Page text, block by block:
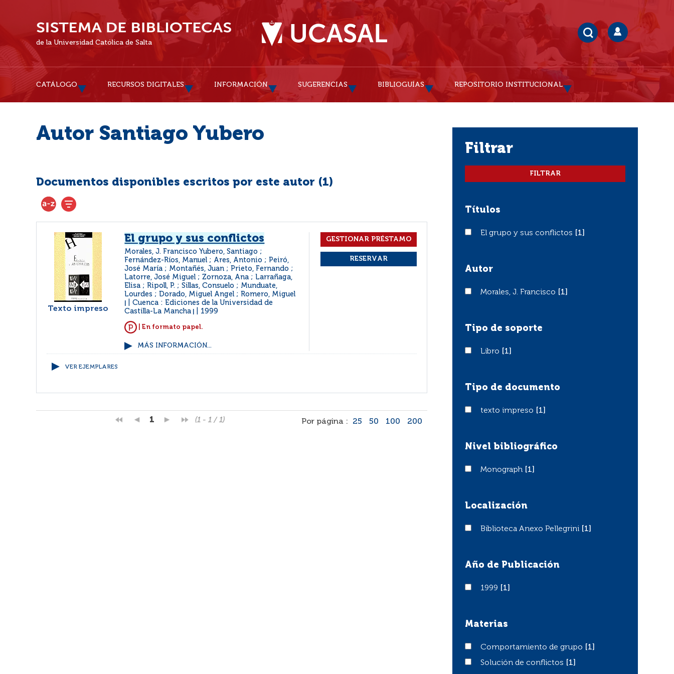
de la Universidad Católica de Salta
CATÁLOGO RECURSOS DIGITALES INFORMACIÓN SUGERENCIAS BIBLIOGUÍAS REPOSITORIO INSTITUCIONAL
Autor Santiago Yubero
Documentos disponibles escritos por este autor (1)
Texto impreso
El grupo y sus conflictos
Morales, J. Francisco Yubero, Santiago ;
Fernández-Ríos, Manuel ; Ares, Antonio ; Peiró,
José María ; Montañés, Juan ; Prieto, Fernando ;
Latorre, José Miguel ; Zornoza, Ana ; Larrañaga,
Elisa ; Ripoll, P. ; Sillas, Consuelo ; Munduate,
Lourdes ; Dorado, Miguel Angel ; Romero, Miguel
Cuenca : Ediciones de la Universidad de
Castilla-La Mancha
1999
| En formato papel.
MÁS INFORMACIÓN...
VER EJEMPLARES
1 (1 - 1 / 1) Por página : 25 50 100 200
filtrar
Títulos
El grupo y sus conflictos
El grupo y sus conflictos [1]
Autor
Morales, J. Francisco
Morales, J. Francisco [1]
Tipo de soporte
LibroLibro [1]
Tipo de documento
texto impreso
texto impreso [1]
Nivel bibliográfico
Monograph
Monograph [1]
Localización
Biblioteca Anexo Pellegrini
Biblioteca Anexo Pellegrini [1]
Año de Publicación
19991999 [1]
Materias
Comportamiento de grupo
Comportamiento de grupo
[1]
Solución de conflictos
Solución de conflictos [1]